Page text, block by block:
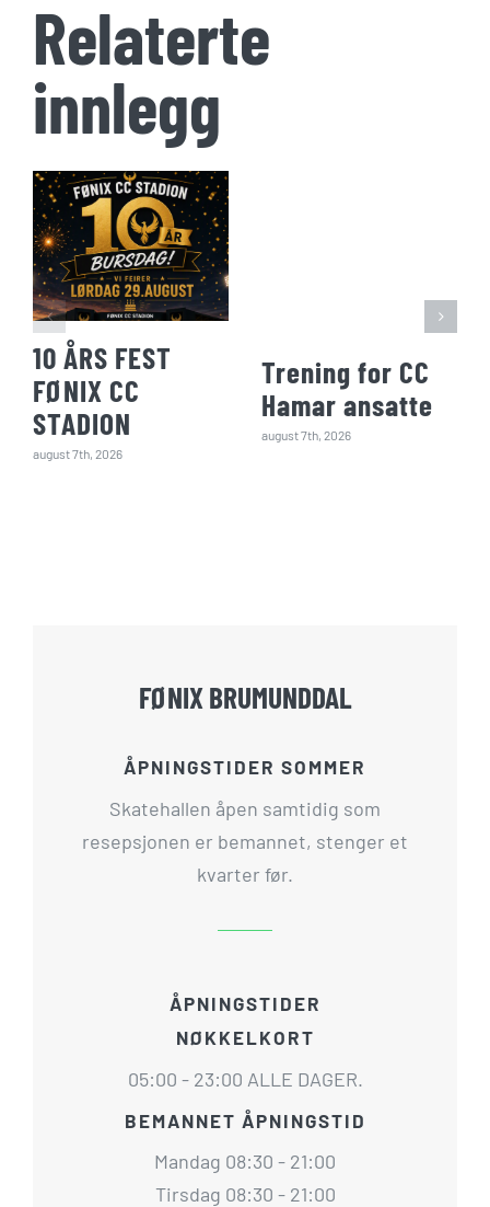
Relaterte
innlegg
10 ÅRS FEST
FØNIX CC
STADION
august 7th, 2026
Trening for CC
Hamar ansatte
august 7th, 2026
FØNIX BRUMUNDDAL
ÅPNINGSTIDER SOMMER
Skatehallen åpen samtidig som
resepsjonen er bemannet, stenger et
kvarter før.
ÅPNINGSTIDER
NØKKELKORT
05:00 - 23:00 ALLE DAGER.
BEMANNET ÅPNINGSTID
Mandag 08:30 - 21:00
Tirsdag 08:30 - 21:00